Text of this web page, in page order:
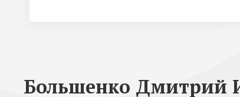
Большенко Дмитрий